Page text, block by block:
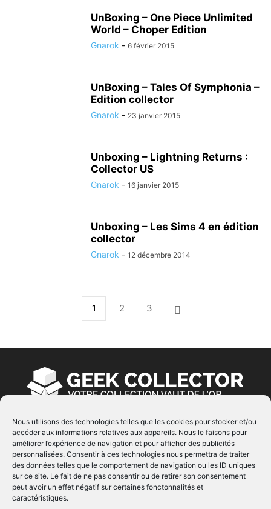
Nous utilisons des technologies telles que les cookies pour stocker et/ou
accéder aux informations relatives aux appareils. Nous le faisons pour
améliorer l’expérience de navigation et pour afficher des publicités
personnalisées. Consentir à ces technologies nous permettra de traiter
des données telles que le comportement de navigation ou les ID uniques
sur ce site. Le fait de ne pas consentir ou de retirer son consentement
peut avoir un effet négatif sur certaines fonctonnalités et
caractéristiques.
UnBoxing – One Piece Unlimited
World – Choper Edition
Gnarok - 6 février 2015
UnBoxing – Tales Of Symphonia –
Edition collector
Gnarok - 23 janvier 2015
Unboxing – Lightning Returns :
Collector US
Gnarok - 16 janvier 2015
Unboxing – Les Sims 4 en édition
collector
Gnarok - 12 décembre 2014
1 2 3
À PROPOS
© Copyright 2022 | Produit parEIMAI| Tous Droits
Réservés